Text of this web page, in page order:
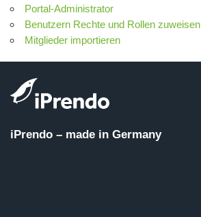
Portal-Administrator
Benutzern Rechte und Rollen zuweisen
Mitglieder importieren
iPrendo – made in Germany